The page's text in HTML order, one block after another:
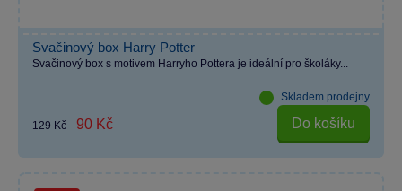
Svačinový box Harry Potter
Svačinový box s motivem Harryho Pottera je ideální pro školáky...
Skladem prodejny
129 Kč 90 Kč Do košíku